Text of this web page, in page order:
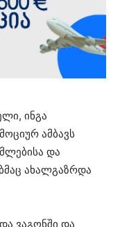
ინგა
ამბავს
და
ახალგაზრდა
ვაგონში და